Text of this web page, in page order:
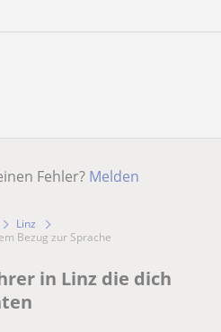
Fehler? Melden
Linz
Bezug zur Sprache
in Linz die dich